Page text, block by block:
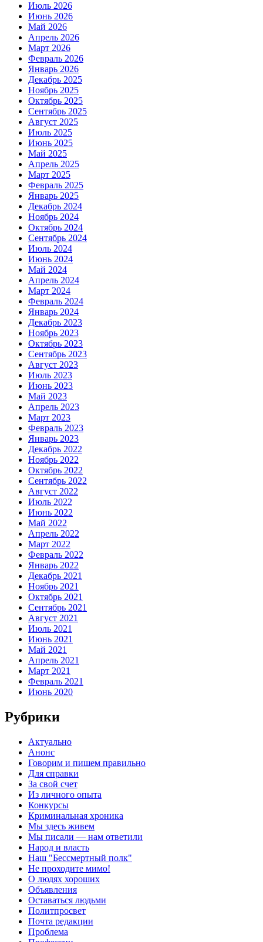
Июль 2026
Июнь 2026
Май 2026
Апрель 2026
Март 2026
Февраль 2026
Январь 2026
Декабрь 2025
Ноябрь 2025
Октябрь 2025
Сентябрь 2025
Август 2025
Июль 2025
Июнь 2025
Май 2025
Апрель 2025
Март 2025
Февраль 2025
Январь 2025
Декабрь 2024
Ноябрь 2024
Октябрь 2024
Сентябрь 2024
Июль 2024
Июнь 2024
Май 2024
Апрель 2024
Март 2024
Февраль 2024
Январь 2024
Декабрь 2023
Ноябрь 2023
Октябрь 2023
Сентябрь 2023
Август 2023
Июль 2023
Июнь 2023
Май 2023
Апрель 2023
Март 2023
Февраль 2023
Январь 2023
Декабрь 2022
Ноябрь 2022
Октябрь 2022
Сентябрь 2022
Август 2022
Июль 2022
Июнь 2022
Май 2022
Апрель 2022
Март 2022
Февраль 2022
Январь 2022
Декабрь 2021
Ноябрь 2021
Октябрь 2021
Сентябрь 2021
Август 2021
Июль 2021
Июнь 2021
Май 2021
Апрель 2021
Март 2021
Февраль 2021
Июнь 2020
Рубрики
Актуально
Анонс
Говорим и пишем правильно
Для справки
За свой счет
Из личного опыта
Конкурсы
Криминальная хроника
Мы здесь живем
Мы писали — нам ответили
Народ и власть
Наш "Бессмертный полк"
Не проходите мимо!
О людях хороших
Объявления
Оставаться людьми
Политпросвет
Почта редакции
Проблема